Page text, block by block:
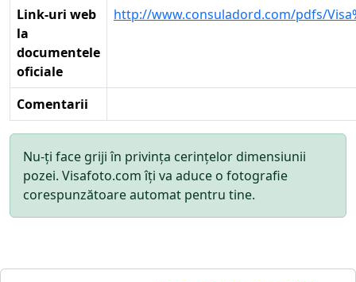
Link-uri web
la
documentele
oficiale
http://www.consuladord.com/pdfs/
Comentarii
Nu-ți face griji în privința cerințelor dimensiunii
pozei. Visafoto.com îți va aduce o fotografie
corespunzătoare automat pentru tine.